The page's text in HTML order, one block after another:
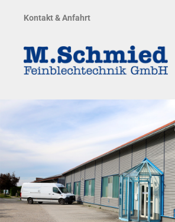
Inhalt
Kontakt & Anfahrt